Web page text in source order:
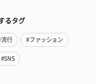
るタグ
流行 #ファッション
#SNS